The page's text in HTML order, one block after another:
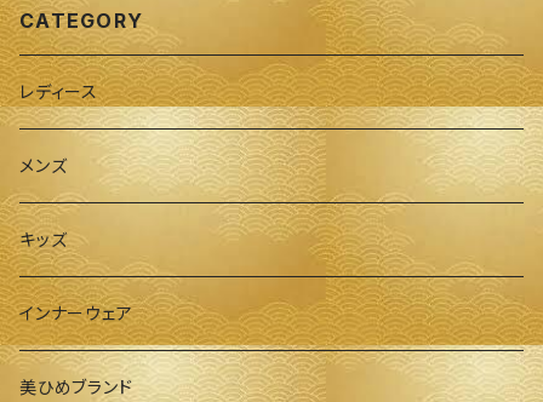
CATEGORY
レディース
メンズ
キッズ
インナーウェア
美ひめブランド